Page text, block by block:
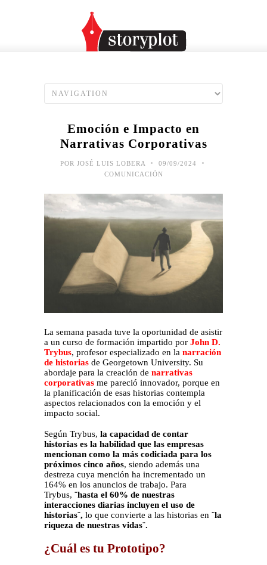
Emoción e Impacto en
Narrativas Corporativas
POR JOSÉ LUIS LOBERA • 09/09/2024 •
COMUNICACIÓN
La semana pasada tuve la oportunidad de asistir
a un curso de formación impartido por John D.
Trybus, profesor especializado en la narración
de historias de Georgetown University. Su
abordaje para la creación de narrativas
corporativas me pareció innovador, porque en
la planificación de esas historias contempla
aspectos relacionados con la emoción y el
impacto social.
Según Trybus, la capacidad de contar
historias es la habilidad que las empresas
mencionan como la más codiciada para los
próximos cinco años, siendo además una
destreza cuya mención ha incrementado un
164% en los anuncios de trabajo. Para
Trybus, ¨hasta el 60% de nuestras
interacciones diarias incluyen el uso de
historias¨, lo que convierte a las historias en ¨la
riqueza de nuestras vidas¨.
¿Cuál es tu Prototipo?